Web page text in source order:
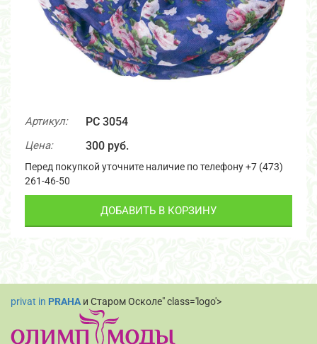
Артикул: PC 3054
Цена: 300 руб.
Перед покупкой уточните наличие по телефону +7 (473)
261-46-50
ДОБАВИТЬ В КОРЗИНУ
privat in PRAHAи Старом Осколе" class='logo'>